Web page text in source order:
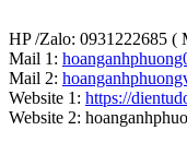
HP /Zalo: 0931222685 (
Mail 1:
Mail 2:
Website 1: https://
Website 2: